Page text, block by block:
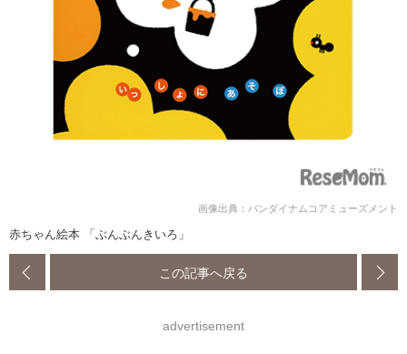
画像出典：バンダイナムコアミューズメント
赤ちゃん絵本 「ぶんぶんきいろ」
この記事へ戻る
advertisement